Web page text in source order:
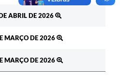
ABRIL DE 2026
MARÇO DE 2026
MARÇO DE 2026